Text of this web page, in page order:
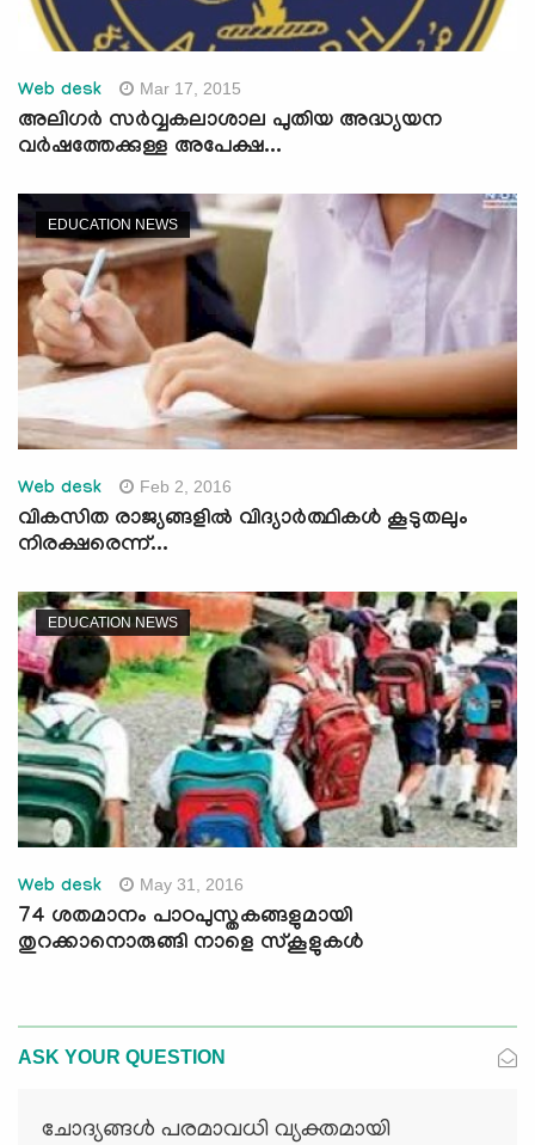
Web desk Mar 17, 2015
അലിഗര്‍ സര്‍വ്വകലാശാല പുതിയ അദ്ധ്യയന
വര്‍ഷത്തേക്കുള്ള അപേക്ഷ...
EDUCATION NEWS
Web desk Feb 2, 2016
വികസിത രാജ്യങ്ങളില്‍ വിദ്യാര്‍ത്ഥികള്‍ കൂടുതലും
നിരക്ഷരെന്ന്...
EDUCATION NEWS
Web desk May 31, 2016
74 ശതമാനം പാഠപുസ്തകങ്ങളുമായി
തുറക്കാനൊരുങ്ങി നാളെ സ്‌കൂളുകള്‍
ASK YOUR QUESTION
ചോദ്യങ്ങള്‍ പരമാവധി വ്യക്തമായി